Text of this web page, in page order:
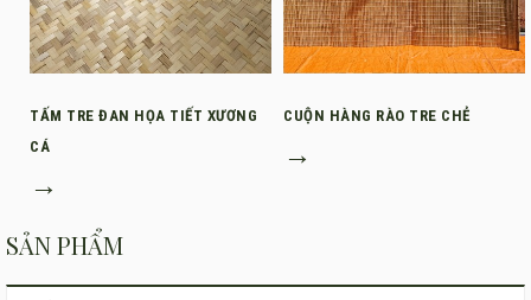
TẤM TRE ĐAN HỌA TIẾT XƯƠNG
CÁ
→
CUỘN HÀNG RÀO TRE CHẺ
→
SẢN PHẨM